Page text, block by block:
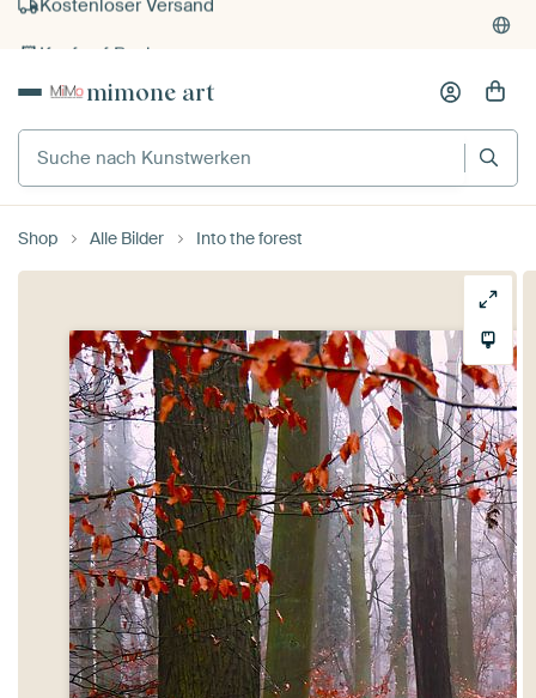
mimone art
Suche nach Kunstwerken
Shop Alle Bilder Into the forest